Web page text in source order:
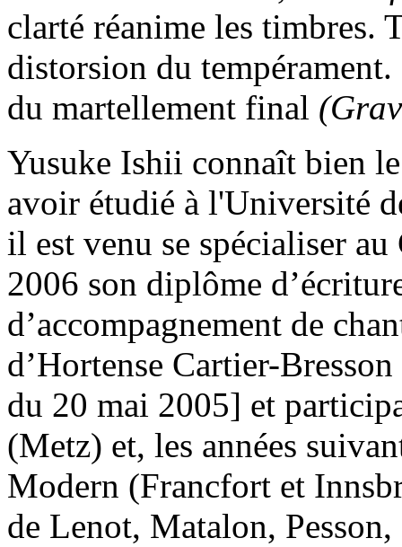
clarté réanime les timbres.
distorsion du
du martellement final
Yusuke Ishii connaît bien
avoir étudié à l'Université
il est venu se spécialiser
2006 son diplôme
d’accompagnement de
d’Hortense Cartier-
du 20 mai 2005] et
(Metz) et, les années
Modern (Francfort et
de Lenot, Matalon,